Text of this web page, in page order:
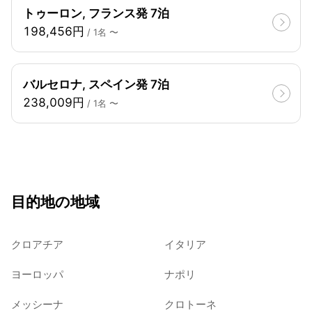
トゥーロン, フランス発 7泊
198,456円 / 1名 〜
バルセロナ, スペイン発 7泊
238,009円 / 1名 〜
目的地の地域
クロアチア イタリア
ヨーロッパ ナポリ
メッシーナ クロトーネ